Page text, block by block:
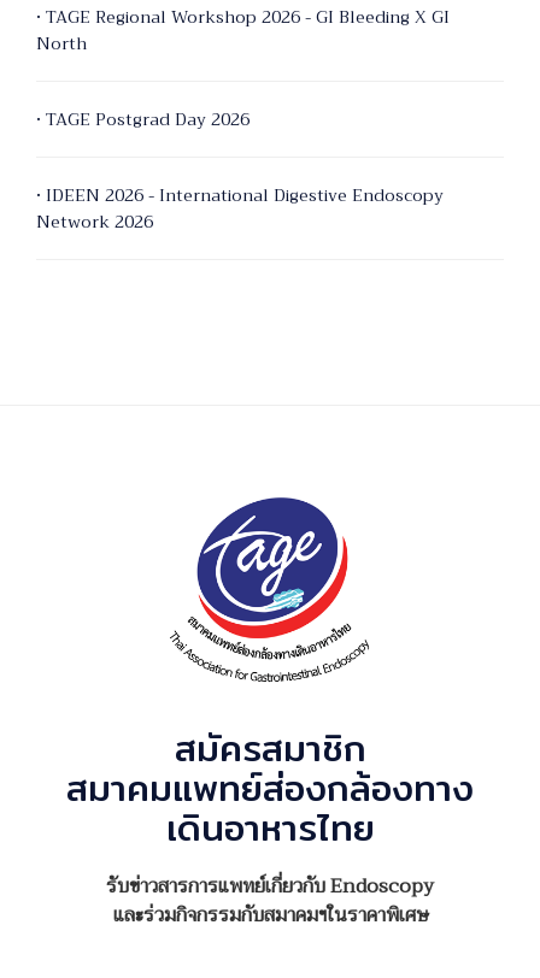
• TAGE Regional Workshop 2026 - GI Bleeding X GI
North
• TAGE Postgrad Day 2026
• IDEEN 2026 - International Digestive Endoscopy
Network 2026
สมัครสมาชิก
สมาคมแพทย์ส่องกล้องทาง
เดินอาหารไทย
รับข่าวสารการแพทย์เกี่ยวกับ Endoscopy
และร่วมกิจกรรมกับสมาคมฯในราคาพิเศษ